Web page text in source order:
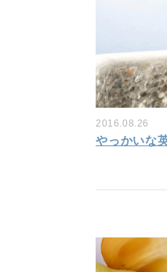
2016.08.26
やっかいな